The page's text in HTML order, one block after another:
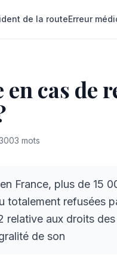
de la routeErreur
cas de
mots
France, plus de 15
totalement refusées
relative aux droits
de son